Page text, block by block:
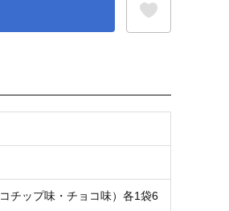
チップ味・チョコ味）各1袋6